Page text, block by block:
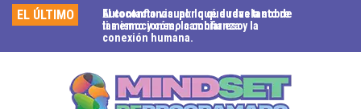
EL ÚLTIMO
El contacto visual: lo que revela sobre
las emociones, la confianza y la
conexión humana.
Autoconfianza: por qué dudas tanto de
ti mismo y cómo cambiar eso.